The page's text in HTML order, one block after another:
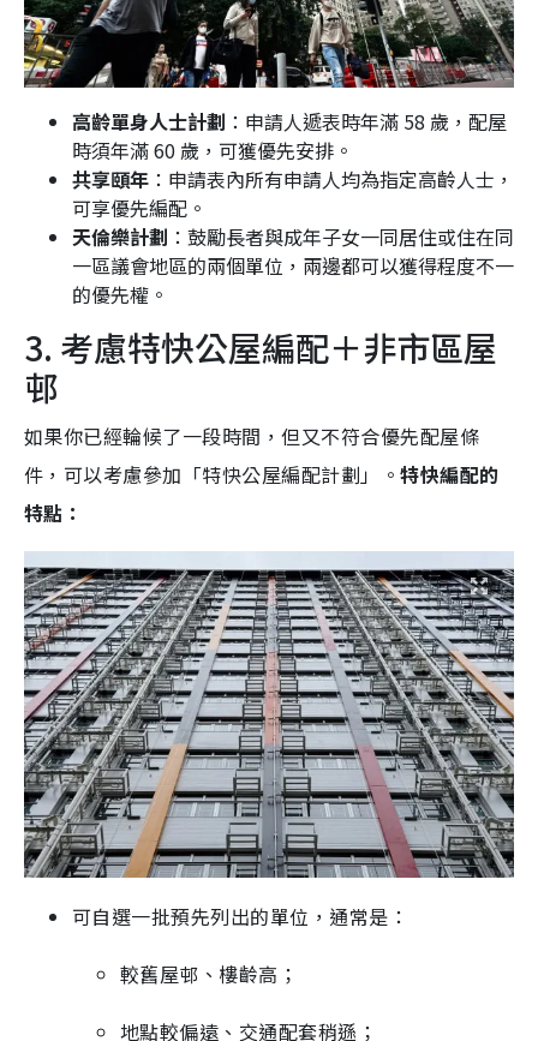
高齡單身人士計劃 ：申請人遞表時年滿 58 歲，配屋
時須年滿 60 歲，可獲優先安排。
共享頤年 ：申請表內所有申請人均為指定高齡人士，
可享優先編配。
天倫樂計劃 ：鼓勵長者與成年子女一同居住或住在同
一區議會地區的兩個單位，兩邊都可以獲得程度不一
的優先權。
3. 考慮特快公屋編配＋非市區屋
邨
如果你已經輪候了一段時間，但又不符合優先配屋條
件，可以考慮參加「特快公屋編配計劃」。特快編配的
特點：
可自選一批預先列出的單位，通常是：
較舊屋邨、樓齡高；
地點較偏遠、交通配套稍遜；